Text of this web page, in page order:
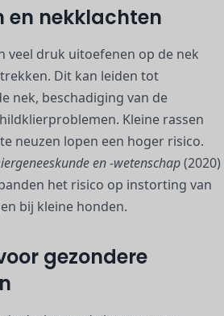
en nekklachten
veel druk uitoefenen op de nek
Dit kan leiden tot
nek, beschadiging van de
Kleine rassen
neuzen lopen een hoger risico.
en -wetenschap(2020)
het risico op instorting van
bij kleine honden.
gezondere